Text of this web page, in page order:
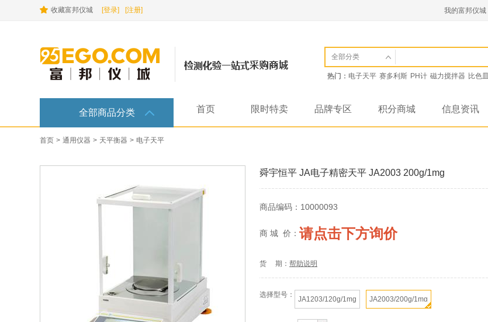
收藏富邦仪城 [登录] [注册] 我的富邦仪城
全部分类
热门： 电子天平 赛多利斯 PH计 磁力搅拌器 比色皿
全部商品分类 首页 限时特卖 品牌专区 积分商城 信息资讯
首页 > 通用仪器 > 天平衡器 > 电子天平
舜宇恒平 JA电子精密天平 JA2003 200g/1mg
商品编码： 10000093
商 城 价： 请点击下方询价
货 期： 帮助说明
选择型号：
JA1203/120g/1mg JA2003/200g/1mg